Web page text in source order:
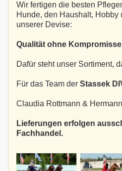
Wir fertigen die besten
Hunde, den Haushalt, Hobby
unserer Devise:
Qualität ohne
Dafür steht unser Sortiment,
Für das Team der Stassek
Claudia Rottmann &
Lieferungen erfolgen
Fachhandel.